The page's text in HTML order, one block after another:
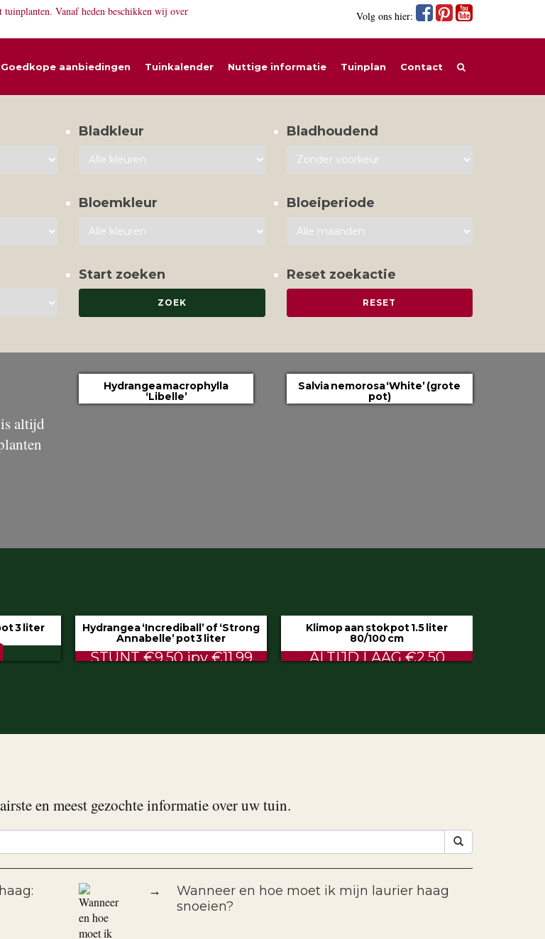
tuinplanten. Vanaf heden beschikken wij over
Volg ons hier:
Goedkope aanbiedingen Tuinkalender Nuttige informatie Tuinplan Contact
Bladkleur Bladhoudend
Bloemkleur Bloeiperiode
Start zoeken Reset zoekactie
altijd
Hydrangea macrophylla
‘Libelle’
Salvia nemorosa ‘White’ (grote
pot)
‘Strong
Klimop aan stok pot 1.5 liter
80/100 cm
ALTIJD LAAG €2.50
Hedera helix ‘Hibernica’ pot 9 cm
€0.60
en meest gezochte informatie over uw tuin.
→
Wanneer en hoe moet ik mijn laurier haag
snoeien?